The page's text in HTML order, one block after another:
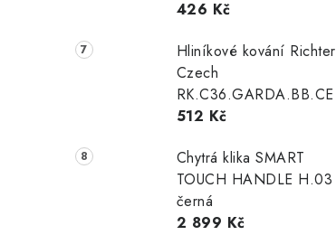
426 Kč
Hliníkové kování Richter
Czech
RK.C36.GARDA.BB.CE
512 Kč
Chytrá klika SMART
TOUCH HANDLE H.03
černá
2 899 Kč